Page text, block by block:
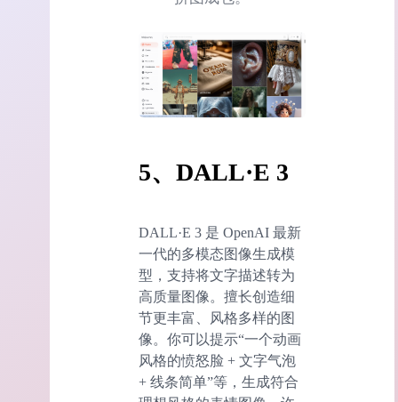
5、DALL·E 3
DALL·E 3 是 OpenAI 最新
一代的多模态图像生成模
型，支持将文字描述转为
高质量图像。擅长创造细
节更丰富、风格多样的图
像。你可以提示“一个动画
风格的愤怒脸 + 文字气泡
+ 线条简单”等，生成符合